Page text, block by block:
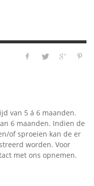
van 5 á 6 maanden.
6 maanden. Indien de
of sproeien kan de er
worden. Voor
met ons opnemen.